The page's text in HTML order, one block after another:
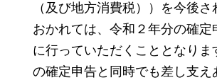
（及び地方消費税））を今後
おかれては、令和２年分の確定
に行っていただくこととなりま
の確定申告と同時でも差し支え